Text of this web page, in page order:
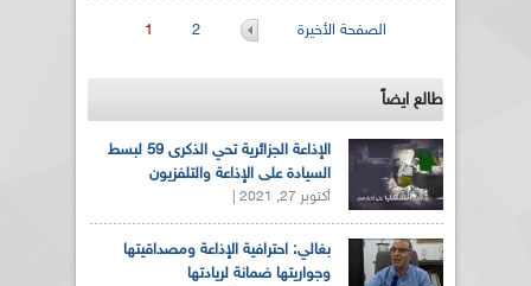
الصفحات 1 2 الصفحة الأخيرة
طالع ايضاً
الإذاعة الجزائرية تحي الذكرى 59 لبسط
السيادة على الإذاعة والتلفزيون
أكتوبر 27, 2021 |
بغالي: احترافية الإذاعة ومصداقيتها
وجواريتها ضمانة لريادتها